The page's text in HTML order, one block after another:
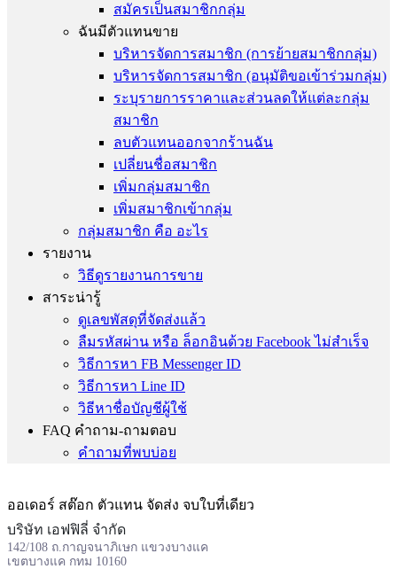
สมัครเป็นสมาชิกกลุ่ม
ฉันมีตัวแทนขาย
บริหารจัดการสมาชิก (การย้ายสมาชิกกลุ่ม)
บริหารจัดการสมาชิก (อนุมัติขอเข้าร่วมกลุ่ม)
ระบุรายการราคาและส่วนลดให้แต่ละกลุ่ม
สมาชิก
ลบตัวแทนออกจากร้านฉัน
เปลี่ยนชื่อสมาชิก
เพิ่มกลุ่มสมาชิก
เพิ่มสมาชิกเข้ากลุ่ม
กลุ่มสมาชิก คือ อะไร
รายงาน
วิธีดูรายงานการขาย
สาระน่ารู้
ดูเลขพัสดุที่จัดส่งแล้ว
ลืมรหัสผ่าน หรือ ล็อกอินด้วย Facebook ไม่สำเร็จ
วิธีการหา FB Messenger ID
วิธีการหา Line ID
วิธีหาชื่อบัญชีผู้ใช้
FAQ คำถาม-ถามตอบ
คำถามที่พบบ่อย
ออเดอร์ สต๊อก ตัวแทน จัดส่ง จบใบที่เดียว
บริษัท เอฟฟิลี่ จำกัด
142/108 ถ.กาญจนาภิเษก แขวงบางแค
เขตบางแค กทม 10160